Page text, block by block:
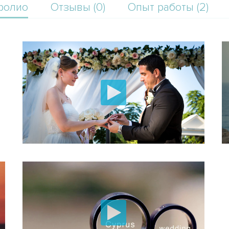
Отзывы (0) Опыт работы (2)